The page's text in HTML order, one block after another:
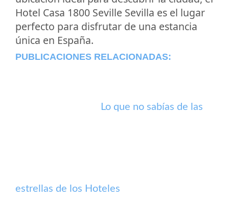
Hotel Casa 1800 Seville Sevilla es el lugar
perfecto para disfrutar de una estancia
única en España.
PUBLICACIONES RELACIONADAS:
Lo que no sabías de las
estrellas de los Hoteles